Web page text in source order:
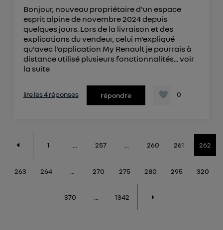
Bonjour, nouveau propriétaire d'un espace
esprit alpine de novembre 2024 depuis
quelques jours. Lors de la livraison et des
explications du vendeur, celui m'expliqué
qu'avec l'application My Renault je pourrais à
distance utilisé plusieurs fonctionnalités...voir
la suite
lire les 4 réponses répondre 0
1 257 260 261 262
263 264 270 275 280 295 320
370 1342